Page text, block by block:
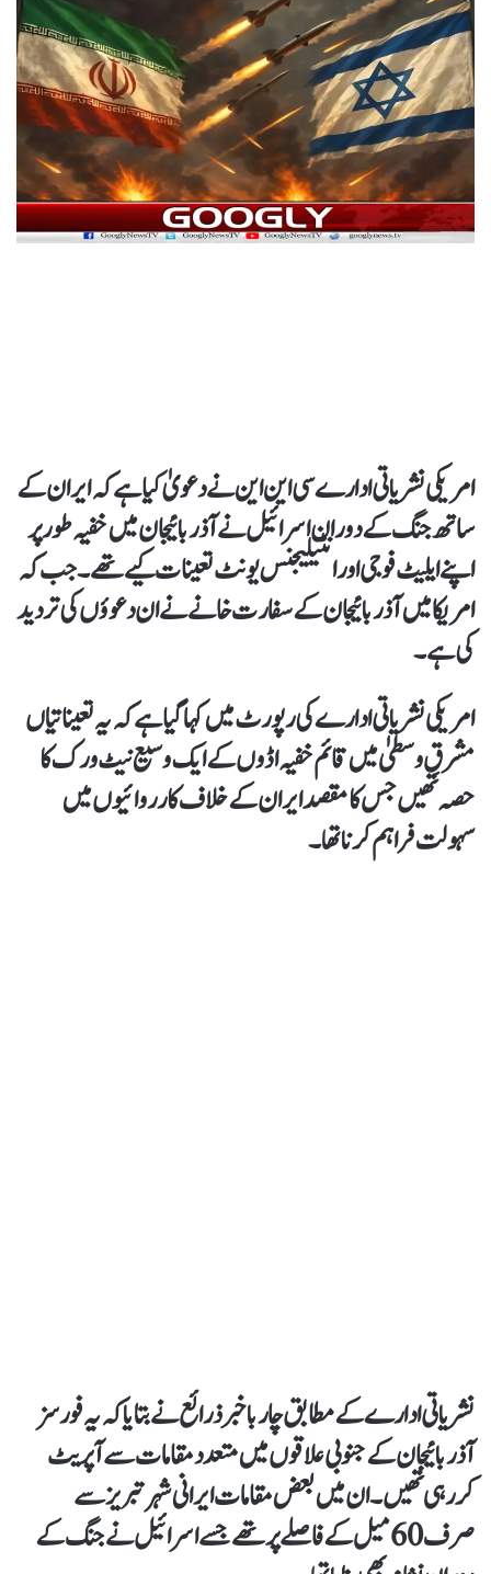
امریکی نشریاتی ادارے سی این این نے دعویٰ کیا ہے کہ ایران کے
ساتھ جنگ کے دوران اسرائیل نے آذربائیجان میں خفیہ طور پر
اپنے ایلیٹ فوجی اور انٹیلیجنس یونٹ تعینات کیے تھے۔ جب کہ
امریکا میں آذربائیجان کے سفارت خانے نے ان دعوؤں کی تردید
کی ہے۔
امریکی نشریاتی ادارے کی رپورٹ میں کہا گیا ہےکہ یہ تعیناتیاں
مشرقِ وسطیٰ میں قائم خفیہ اڈوں کے ایک وسیع نیٹ ورک کا
حصہ تھیں جس کامقصد ایران کےخلاف کارروائیوں میں
سہولت فراہم کرنا تھا۔
نشریاتی ادارے کے مطابق چار باخبر ذرائع نے بتایاکہ یہ فورسز
آذربائیجان کے جنوبی علاقوں میں متعدد مقامات سے آپریٹ
کررہی تھیں۔ان میں بعض مقامات ایرانی شہر تبریز سے
صرف 60 میل کے فاصلےپر تھے جسے اسرائیل نے جنگ کے